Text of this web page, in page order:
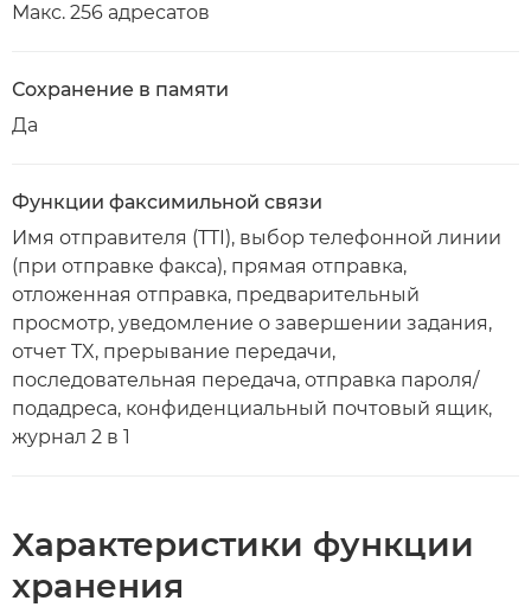
Макс. 256 адресатов
Сохранение в памяти
Да
Функции факсимильной связи
Имя отправителя (TTI), выбор телефонной линии
(при отправке факса), прямая отправка,
отложенная отправка, предварительный
просмотр, уведомление о завершении задания,
отчет TX, прерывание передачи,
последовательная передача, отправка пароля/
подадреса, конфиденциальный почтовый ящик,
журнал 2 в 1
Характеристики функции
хранения